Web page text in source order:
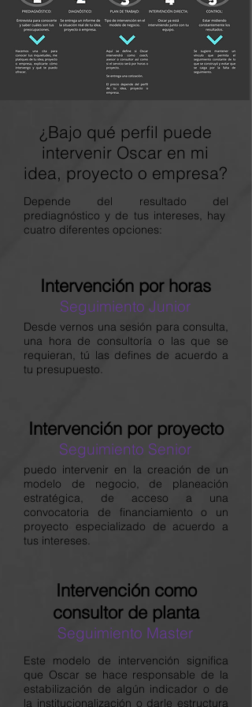
¿Bajo qué perfil puede
intervenir Oscar en mi
idea, proyecto o empresa?
Depende del resultado del
prediagnóstico y de tus intereses, hay
cuatro diferentes opciones:
Intervención por horas
Seguimiento Junior
Desde vernos una sesión para consulta,
una hora de consultoría o las que se
requieran, tú las defines de acuerdo a
tu presupuesto.
Intervención por proyecto
Seguimiento Senior
puedo intervenir en la creación de un
modelo de negocio, de planeación
estratégica, de acceso a una
convocatoria de financiamiento o un
proyecto especializado de acuerdo a
tus intereses.
Intervención como
consultor de planta
Seguimiento Master
Este modelo de intervención significa
que Oscar se hace responsable de la
estabilización de algún indicador o de
la institucionalización o darle estructura